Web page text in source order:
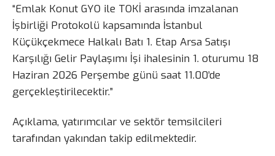
“Emlak Konut GYO ile TOKİ arasında imzalanan
İşbirliği Protokolü kapsamında İstanbul
Küçükçekmece Halkalı Batı 1. Etap Arsa Satışı
Karşılığı Gelir Paylaşımı İşi ihalesinin 1. oturumu 18
Haziran 2026 Perşembe günü saat 11.00’de
gerçekleştirilecektir.”
Açıklama, yatırımcılar ve sektör temsilcileri
tarafından yakından takip edilmektedir.